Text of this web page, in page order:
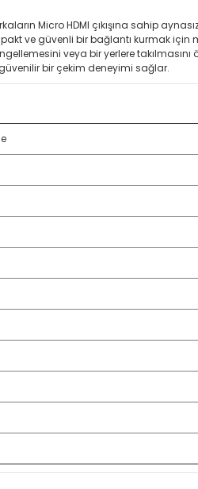
Micro HDMI çıkışına sahip
ve güvenli bir bağlantı kurmak için
veya bir yerlere takılmasını
bir çekim deneyimi sağlar.